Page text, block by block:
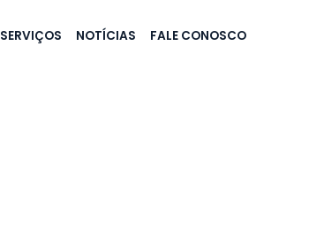
SERVIÇOS NOTÍCIAS FALE CONOSCO